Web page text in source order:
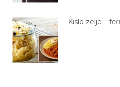
Kislo zelje –